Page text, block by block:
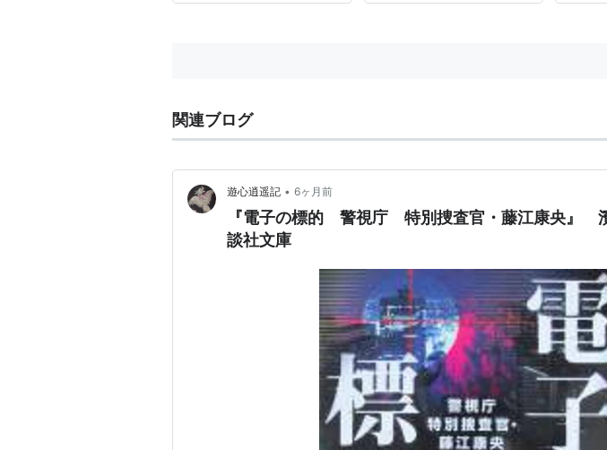
関連ブログ
遊心逍遥記 • 6ヶ月前
『電子の標的 警視庁 特別捜査官・藤江康
談社文庫